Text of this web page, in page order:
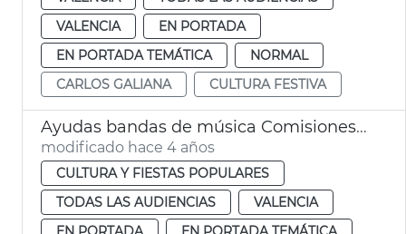
VALENCIA
EN PORTADA
EN PORTADA TEMÁTICA
NORMAL
CARLOS GALIANA
CULTURA FESTIVA
Ayudas bandas de música Comisiones falleras 2022
modificado hace 4 años
CULTURA Y FIESTAS POPULARES
TODAS LAS AUDIENCIAS
VALENCIA